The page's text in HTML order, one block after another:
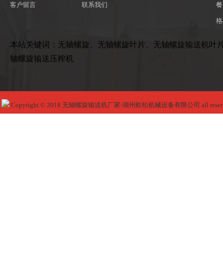
客户留言 联系我们
本站关键词：无轴螺旋、无轴螺旋叶片、无轴螺旋输送机
轴螺旋输送压榨机
Copyright © 2018 无轴螺旋输送机厂家-湖州欧松机械设备有限公司 all